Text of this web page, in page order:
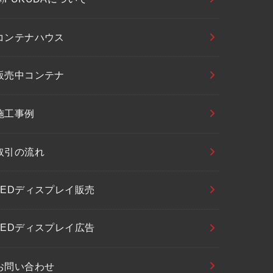
ンテナハウス
売中コンテナ
工事例
引の流れ
ディスプレイ販売
ディスプレイ広告
問い合わせ